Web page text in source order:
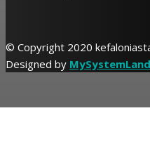
© Copyright 2020
Designed by MySystemLand